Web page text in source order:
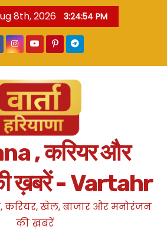
8th, 2026 3:24:54 PM
, करियर और
ख़बरें - Vartahr
करियर, खेल, बाजार और मनोरंजन
की ख़बरें